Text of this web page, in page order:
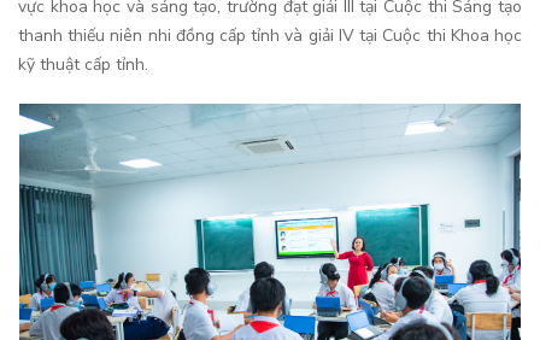
vực khoa học và sáng tạo, trường đạt giải III tại Cuộc thi Sáng tạo
thanh thiếu niên nhi đồng cấp tỉnh và giải IV tại Cuộc thi Khoa học
kỹ thuật cấp tỉnh.